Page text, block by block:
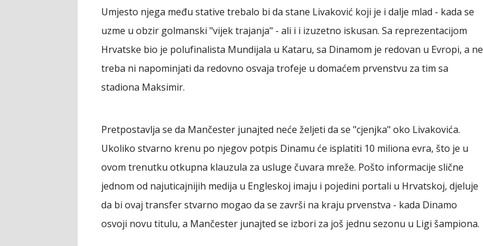
Umjesto njega među stative trebalo bi da stane Livaković koji je i dalje mlad - kada se
uzme u obzir golmanski "vijek trajanja" - ali i i izuzetno iskusan. Sa reprezentacijom
Hrvatske bio je polufinalista Mundijala u Kataru, sa Dinamom je redovan u Evropi, a ne
treba ni napominjati da redovno osvaja trofeje u domaćem prvenstvu za tim sa
stadiona Maksimir.
Pretpostavlja se da Mančester junajted neće željeti da se "cjenjka" oko Livakovića.
Ukoliko stvarno krenu po njegov potpis Dinamu će isplatiti 10 miliona evra, što je u
ovom trenutku otkupna klauzula za usluge čuvara mreže. Pošto informacije slične
jednom od najuticajnijih medija u Engleskoj imaju i pojedini portali u Hrvatskoj, djeluje
da bi ovaj transfer stvarno mogao da se završi na kraju prvenstva - kada Dinamo
osvoji novu titulu, a Mančester junajted se izbori za još jednu sezonu u Ligi šampiona.